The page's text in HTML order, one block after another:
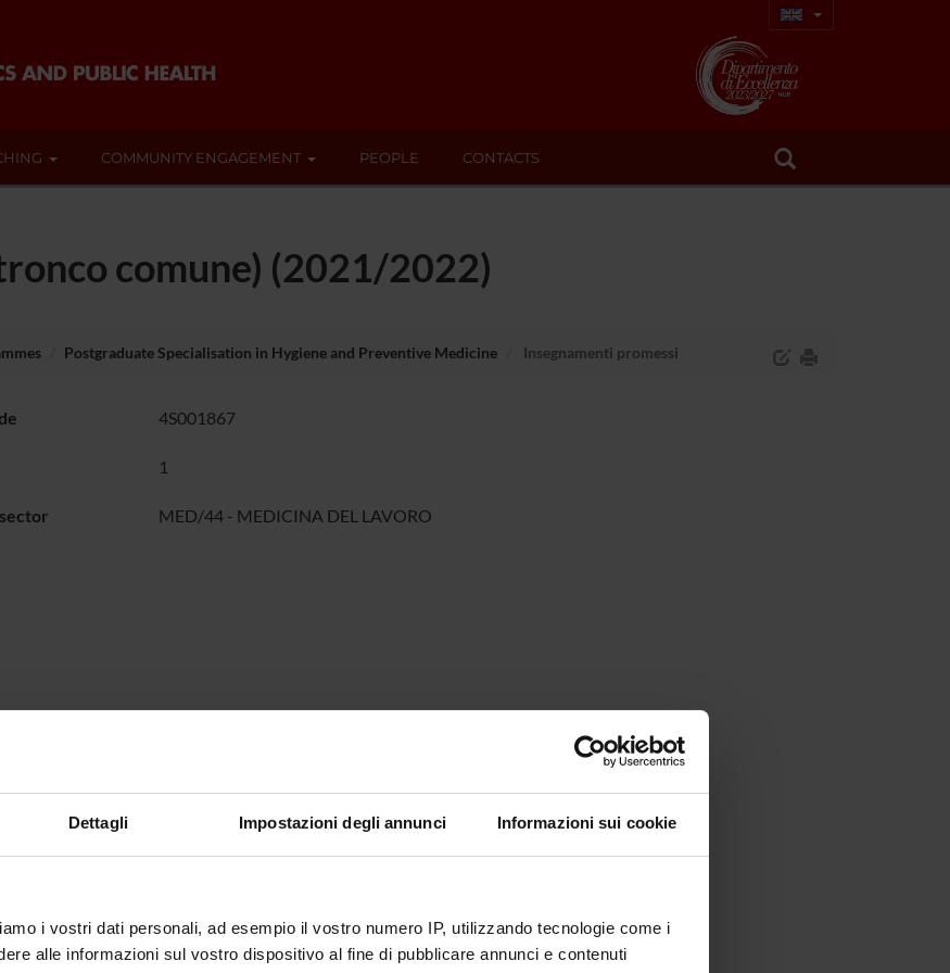
Dettagli Impostazioni degli annunci Informazioni sui cookie
i vostri dati personali, ad esempio il vostro numero IP, utilizzando tecnologie come i
alle informazioni sul vostro dispositivo al fine di pubblicare annunci e contenuti
COMMUNITY ENGAGEMENT PEOPLE CONTACTS
comune) (2021/2022)
Postgraduate Specialisation in Hygiene and Preventive Medicine Insegnamenti promessi
4S001867
1
MED/44 - MEDICINA DEL LAVORO